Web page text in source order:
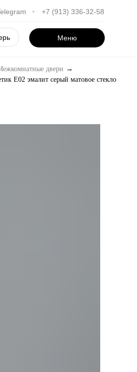
• +7 (913) 336-32-58
Меню
двери →
E02 эмалит серый матовое стекло